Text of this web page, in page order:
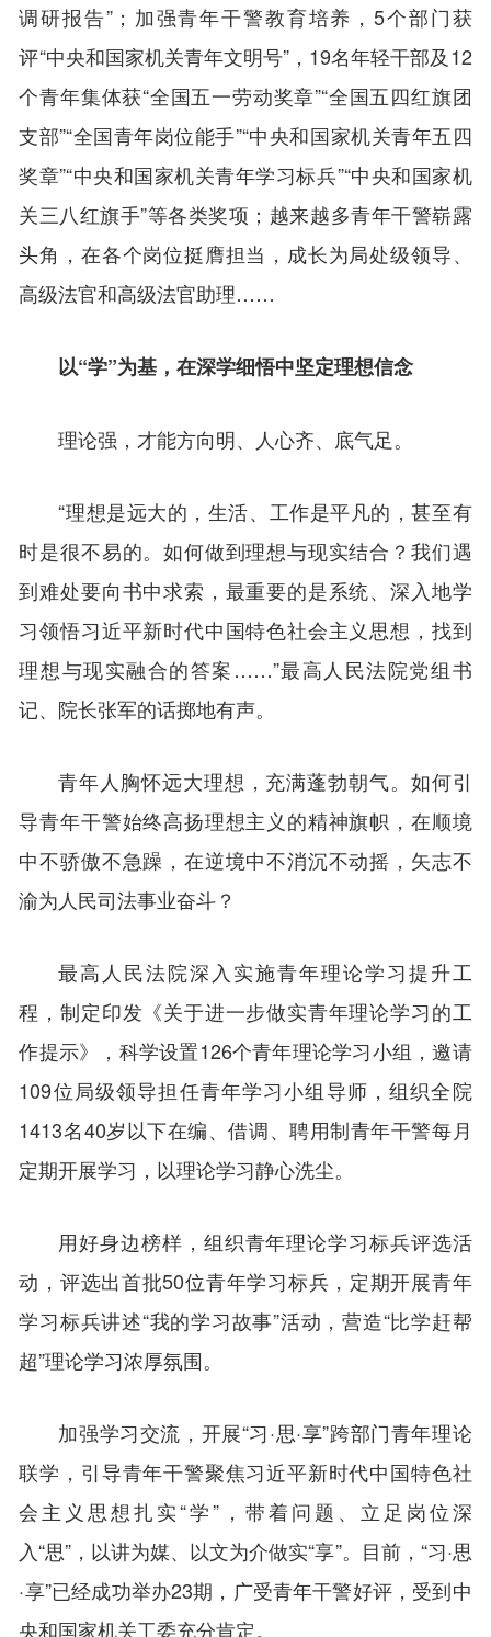
调研报告”；加强青年干警教育培养，5个部门获
评“中央和国家机关青年文明号”，19名年轻干部及12
个青年集体获“全国五一劳动奖章”“全国五四红旗团
支部”“全国青年岗位能手”“中央和国家机关青年五四
奖章”“中央和国家机关青年学习标兵”“中央和国家机
关三八红旗手”等各类奖项；越来越多青年干警崭露
头角，在各个岗位挺膺担当，成长为局处级领导、
高级法官和高级法官助理……
以“学”为基，在深学细悟中坚定理想信念
理论强，才能方向明、人心齐、底气足。
“理想是远大的，生活、工作是平凡的，甚至有
时是很不易的。如何做到理想与现实结合？我们遇
到难处要向书中求索，最重要的是系统、深入地学
习领悟习近平新时代中国特色社会主义思想，找到
理想与现实融合的答案……”最高人民法院党组书
记、院长张军的话掷地有声。
青年人胸怀远大理想，充满蓬勃朝气。如何引
导青年干警始终高扬理想主义的精神旗帜，在顺境
中不骄傲不急躁，在逆境中不消沉不动摇，矢志不
渝为人民司法事业奋斗？
最高人民法院深入实施青年理论学习提升工
程，制定印发《关于进一步做实青年理论学习的工
作提示》，科学设置126个青年理论学习小组，邀请
109位局级领导担任青年学习小组导师，组织全院
1413名40岁以下在编、借调、聘用制青年干警每月
定期开展学习，以理论学习静心洗尘。
用好身边榜样，组织青年理论学习标兵评选活
动，评选出首批50位青年学习标兵，定期开展青年
学习标兵讲述“我的学习故事”活动，营造“比学赶帮
超”理论学习浓厚氛围。
加强学习交流，开展“习·思·享”跨部门青年理论
联学，引导青年干警聚焦习近平新时代中国特色社
会主义思想扎实“学”，带着问题、立足岗位深
入“思”，以讲为媒、以文为介做实“享”。目前，“习·思
·享”已经成功举办23期，广受青年干警好评，受到中
央和国家机关工委充分肯定。